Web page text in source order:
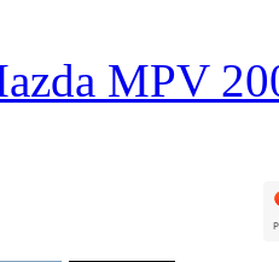
MPV